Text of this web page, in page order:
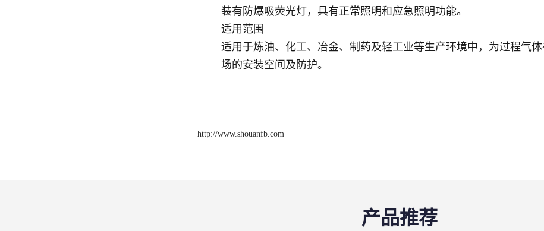
装有防爆吸荧光灯，具有正常照明和应急照明功能。
适用范围
适用于炼油、化工、冶金、制药及轻工业等生产环境中，为过程气
场的安装空间及防护。
http://www.shouanfb.com
产品推荐